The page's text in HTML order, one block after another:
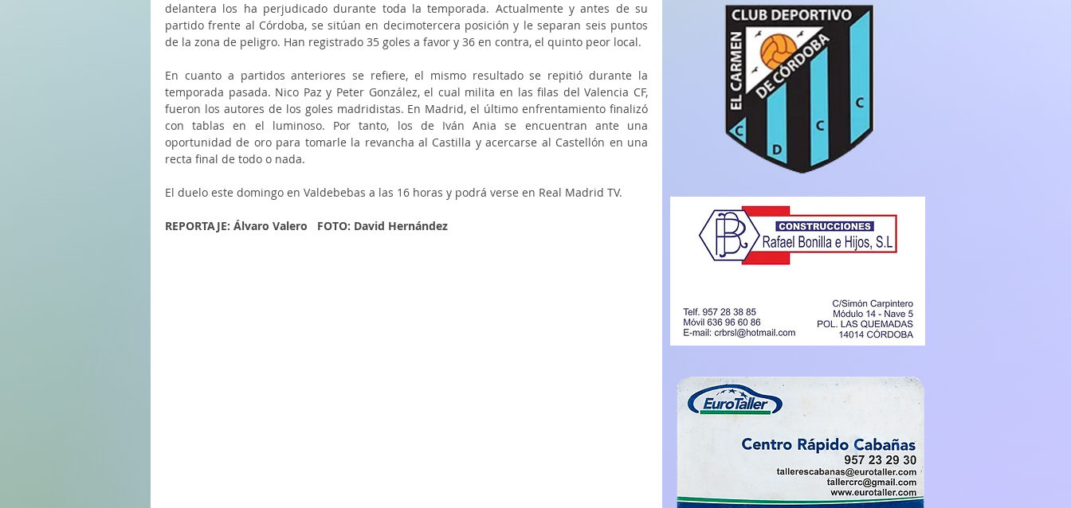
delantera los ha perjudicado durante toda la temporada. Actualmente y antes de su
partido frente al Córdoba, se sitúan en decimotercera posición y le separan seis puntos
de la zona de peligro. Han registrado 35 goles a favor y 36 en contra, el quinto peor local.
En cuanto a partidos anteriores se refiere, el mismo resultado se repitió durante la
temporada pasada. Nico Paz y Peter González, el cual milita en las filas del Valencia CF,
fueron los autores de los goles madridistas. En Madrid, el último enfrentamiento finalizó
con tablas en el luminoso. Por tanto, los de Iván Ania se encuentran ante una
oportunidad de oro para tomarle la revancha al Castilla y acercarse al Castellón en una
recta final de todo o nada.
El duelo este domingo en Valdebebas a las 16 horas y podrá verse en Real Madrid TV.
REPORTAJE: Álvaro Valero   FOTO: David Hernández